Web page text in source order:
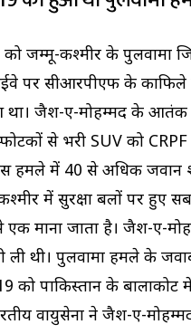
को जम्मू-कश्मीर के पुलवामा
पर सीआरपीएफ के काफिले
जैश-ए-मोहम्मद के
से भरी SUV को
हमले में 40 से अधिक जवान
में सुरक्षा बलों पर हुए
माना जाता है। जैश-ए-
ली थी। पुलवामा हमले के
को पाकिस्तान के बालाकोट
वायुसेना ने जैश-ए-